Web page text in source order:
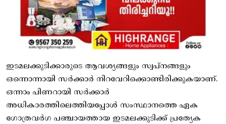
ഇടമലക്കുടിക്കാരുടെ ആവശ്യങ്ങളും സ്വപ്‌നങ്ങളും
ഒന്നൊന്നായി സര്‍ക്കാര്‍ നിറവേറിക്കൊണ്ടിരിക്കുകയാണ്.
ഒന്നാം പിണറായി സര്‍ക്കാര്‍
അധികാരത്തിലെത്തിയപ്പോള്‍ സംസ്ഥാനത്തെ ഏക
ഗോത്രവര്‍ഗ പഞ്ചായത്തായ ഇടമലക്കുടിക്ക് പ്രത്യേക